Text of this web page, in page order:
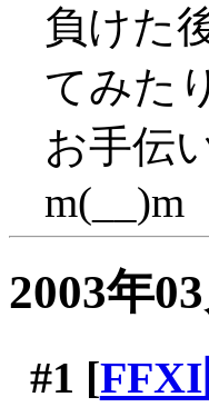
負けた
てみた
お手伝
m(__)m
2003年
#1 [